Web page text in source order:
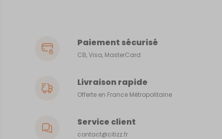
Paiement sécurisé
CB, Visa, MasterCard
Livraison rapide
Offerte en France Métropolitaine
Service client
contact@citizz.fr